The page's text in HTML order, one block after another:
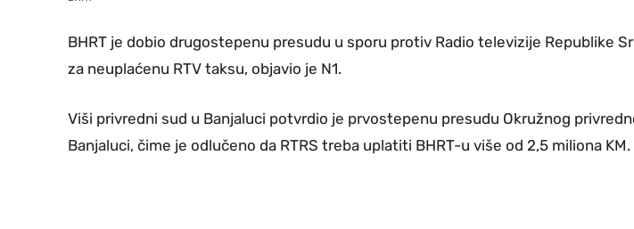
BHRT je dobio drugostepenu presudu u sporu protiv Radio televizije Republike
za neuplaćenu RTV taksu, objavio je N1.
Viši privredni sud u Banjaluci potvrdio je prvostepenu presudu Okružnog
Banjaluci, čime je odlučeno da RTRS treba uplatiti BHRT-u više od 2,5 miliona KM.